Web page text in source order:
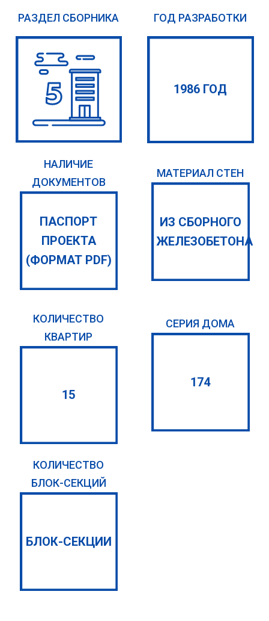
РАЗДЕЛ СБОРНИКА ГОД РАЗРАБОТКИ
1986 ГОД
НАЛИЧИЕ
ДОКУМЕНТОВ
ПАСПОРТ
ПРОЕКТА
(ФОРМАТ PDF)
МАТЕРИАЛ СТЕН
ИЗ СБОРНОГО
ЖЕЛЕЗОБЕТОНА
КОЛИЧЕСТВО
КВАРТИР
15
СЕРИЯ ДОМА
174
КОЛИЧЕСТВО
БЛОК-СЕКЦИЙ
БЛОК-СЕКЦИИ